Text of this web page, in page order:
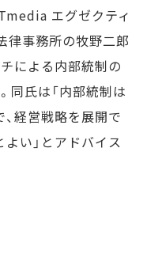
エグゼクティ
律事務所の牧野二郎
による内部統制の
同氏は「内部統制は
経営戦略を展開で
い」とアドバイス